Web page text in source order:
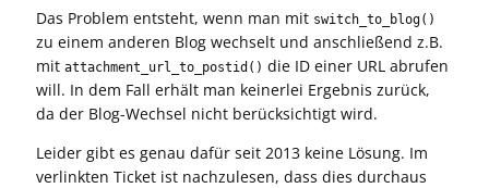
Das Problem entsteht, wenn man mit switch_to_blog()
zu einem anderen Blog wechselt und anschließend z.B.
mitattachment_url_to_postid() die ID einer URL abrufen
will. In dem Fall erhält man keinerlei Ergebnis zurück,
da der Blog-Wechsel nicht berücksichtigt wird.
Leider gibt es genau dafür seit 2013 keine Lösung. Im
verlinkten Ticket ist nachzulesen, dass dies durchaus